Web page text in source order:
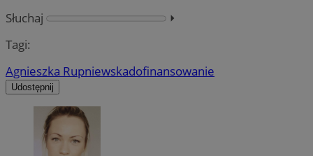
Słuchaj
⏵︎
Tagi:
Agnieszka Rupniewskadofinansowanie
Udostępnij